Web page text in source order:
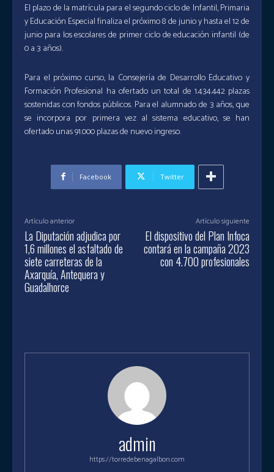
El plazo de la matrícula para el segundo ciclo de Infantil, Primaria
y Educación Especial finaliza el próximo 8 de junio y hasta el 12 de
junio para los escolares de primer ciclo de educación infantil (de
0 a 3 años).
Para el próximo curso, la Consejería de Desarrollo Educativo y
Formación Profesional ha ofertado un total de 1.434.442 plazas
sostenidas con fondos públicos. Para el alumnado de 3 años, que
se incorpora por primera vez al sistema educativo, se han
ofertado unas 91.000 plazas de nuevo ingreso.
Facebook Twitter
Artículo anterior
La Diputación adjudica por
1,6 millones el asfaltado de
siete carreteras de la
Axarquía, Antequera y
Guadalhorce
Artículo siguiente
El dispositivo del Plan Infoca
contará en la campaña 2023
con 4.700 profesionales
admin
https://torredebenagalbon.com